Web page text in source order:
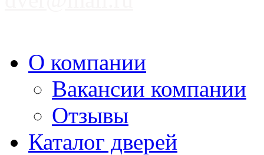
О компании
Вакансии компании
Отзывы
Каталог дверей